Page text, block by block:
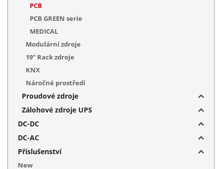
PCB
PCB GREEN serie
MEDICAL
Modulární zdroje
19" Rack zdroje
KNX
Náročné prostředí
Proudové zdroje
Zálohové zdroje UPS
DC-DC
DC-AC
Příslušenství
New